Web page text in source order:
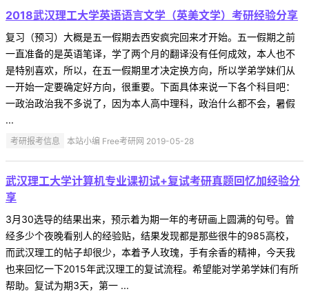
2018武汉理工大学英语语言文学（英美文学）考研经验分享
复习（预习）大概是五一假期去西安疯完回来才开始。五一假期之前
一直准备的是英语笔译，学了两个月的翻译没有任何成效，本人也不
是特别喜欢，所以，在五一假期里才决定换方向，所以学弟学妹们从
一开始一定要确定好方向，很重要。下面具体来说一下各个科目吧：
一政治政治我不多说了，因为本人高中理科，政治什么都不会，暑假
...
考研报考信息 本站小编 Free考研网 2019-05-28
武汉理工大学计算机专业课初试+复试考研真题回忆加经验分
享
3月30选导的结果出来，预示着为期一年的考研画上圆满的句号。曾
经多少个夜晚看别人的经验贴，结果发现都是那些很牛的985高校，
而武汉理工的帖子却很少，本着予人玫瑰，手有余香的精神，今天我
也来回忆一下2015年武汉理工的复试流程。希望能对学弟学妹们有所
帮助。复试为期3天，第一 ...